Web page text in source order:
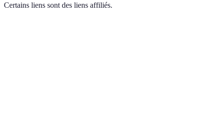
Certains liens sont des liens affiliés.